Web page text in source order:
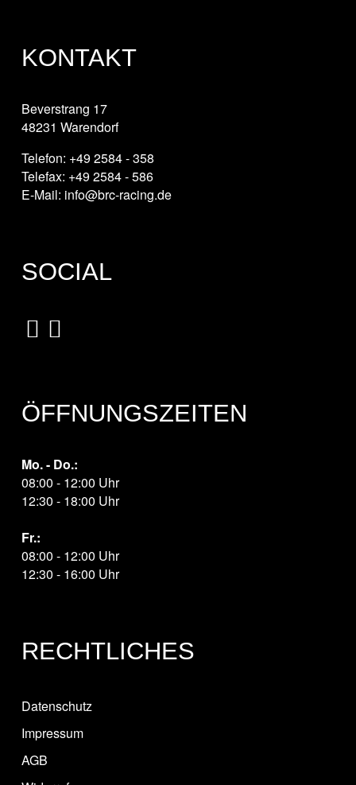
KONTAKT
Beverstrang 17
48231 Warendorf
Telefon: +49 2584 - 358
Telefax: +49 2584 - 586
E-Mail: info@brc-racing.de
SOCIAL
ÖFFNUNGSZEITEN
Mo. - Do.:
08:00 - 12:00 Uhr
12:30 - 18:00 Uhr
Fr.:
08:00 - 12:00 Uhr
12:30 - 16:00 Uhr
RECHTLICHES
Datenschutz
Impressum
AGB